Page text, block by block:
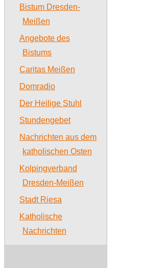
Bistum Dresden-
Meißen
Angebote des
Bistums
Caritas Meißen
Domradio
Der Heilige Stuhl
Stundengebet
Nachrichten aus dem
katholischen Osten
Kolpingverband
Dresden-Meißen
Stadt Riesa
Katholische
Nachrichten